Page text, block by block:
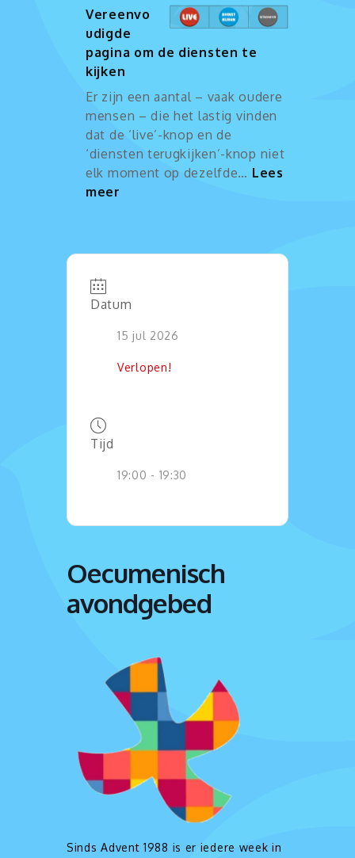
Vereenvo
udigde
pagina om de diensten te
kijken
Er zijn een aantal – vaak oudere
mensen – die het lastig vinden
dat de ‘live’-knop en de
‘diensten terugkijken’-knop niet
elk moment op dezelfde… Lees
meer
te
Datum
15 jul 2026
Verlopen!
Tijd
19:00 - 19:30
Oecumenisch
avondgebed
Sinds Advent 1988 is er iedere week in